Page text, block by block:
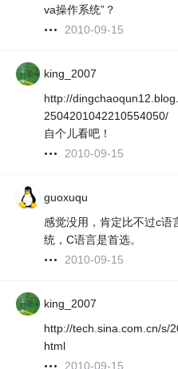
va操作系统”？
2010-09-15
king_2007
http://
2504201042210554050/
自个儿看吧！
2010-09-15
guoxuqu
感觉没用，肯定比不过c语
统，C语言是首选。
2010-09-15
king_2007
http://tech.sina.com.cn/s/
html
2010-09-15